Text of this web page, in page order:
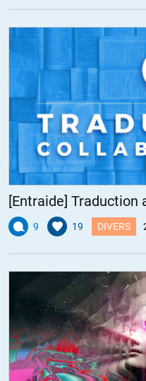
[Entraide] Traduction
9 19 DIVERS